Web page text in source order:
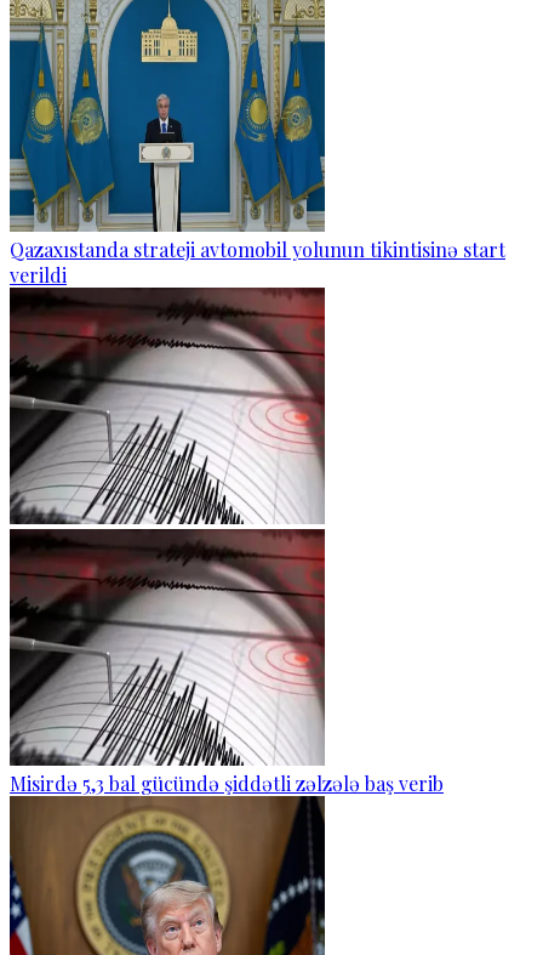
Qazaxıstanda strateji avtomobil yolunun tikintisinə start
verildi
Misirdə 5,3 bal gücündə şiddətli zəlzələ baş verib